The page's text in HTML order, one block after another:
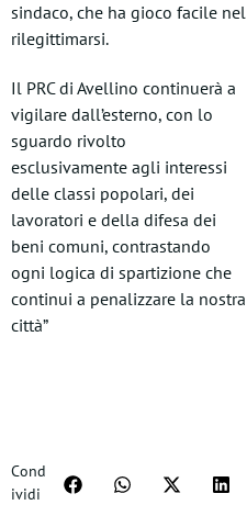
sindaco, che ha gioco facile nel
rilegittimarsi.
Il PRC di Avellino continuerà a
vigilare dall’esterno, con lo
sguardo rivolto
esclusivamente agli interessi
delle classi popolari, dei
lavoratori e della difesa dei
beni comuni, contrastando
ogni logica di spartizione che
continui a penalizzare la nostra
città”
Cond
ividi